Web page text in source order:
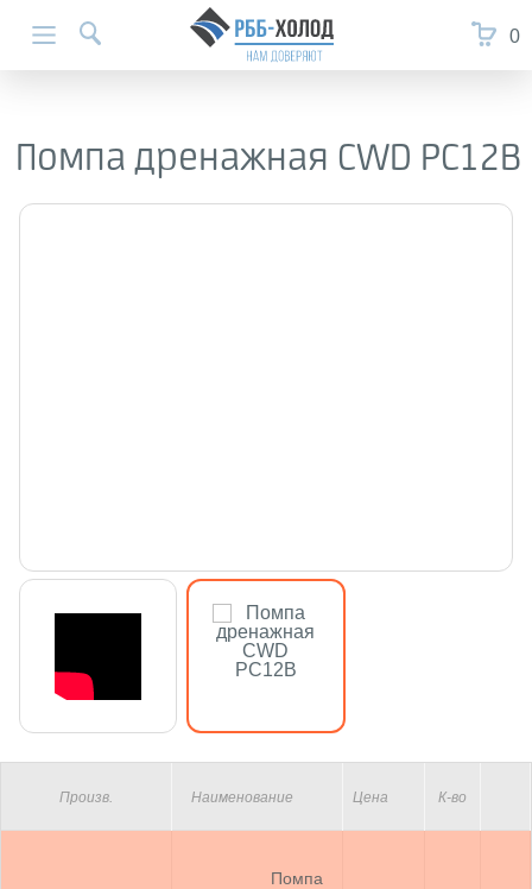
0
Помпа дренажная CWD PC12B
Произв. Наименование Цена К-во
Помпа